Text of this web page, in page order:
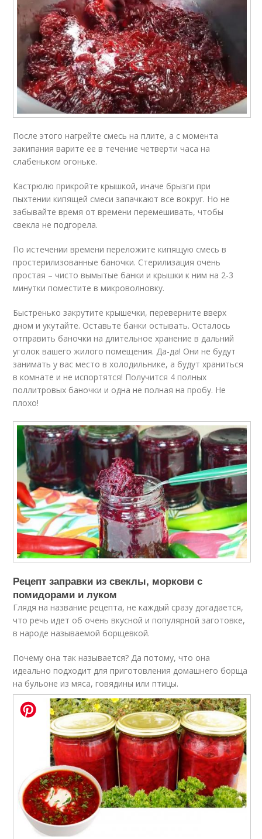
После этого нагрейте смесь на плите, а с момента
закипания варите ее в течение четверти часа на
слабеньком огоньке.
Кастрюлю прикройте крышкой, иначе брызги при
пыхтении кипящей смеси запачкают все вокруг. Но не
забывайте время от времени перемешивать, чтобы
свекла не подгорела.
По истечении времени переложите кипящую смесь в
простерилизованные баночки. Стерилизация очень
простая – чисто вымытые банки и крышки к ним на 2-3
минутки поместите в микроволновку.
Быстренько закрутите крышечки, переверните вверх
дном и укутайте. Оставьте банки остывать. Осталось
отправить баночки на длительное хранение в дальний
уголок вашего жилого помещения. Да-да! Они не будут
занимать у вас место в холодильнике, а будут храниться
в комнате и не испортятся! Получится 4 полных
поллитровых баночки и одна не полная на пробу. Не
плохо!
Рецепт заправки из свеклы, моркови с
помидорами и луком
Глядя на название рецепта, не каждый сразу догадается,
что речь идет об очень вкусной и популярной заготовке,
в народе называемой борщевкой.
Почему она так называется? Да потому, что она
идеально подходит для приготовления домашнего борща
на бульоне из мяса, говядины или птицы.